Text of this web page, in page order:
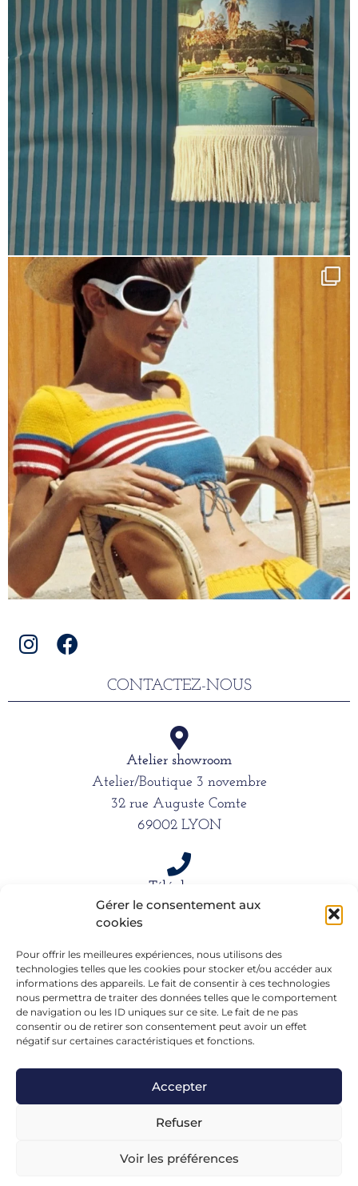
Gérer le consentement aux
cookies
Pour offrir les meilleures expériences, nous utilisons des
technologies telles que les cookies pour stocker et/ou accéder aux
informations des appareils. Le fait de consentir à ces technologies
nous permettra de traiter des données telles que le comportement
de navigation ou les ID uniques sur ce site. Le fait de ne pas
consentir ou de retirer son consentement peut avoir un effet
négatif sur certaines caractéristiques et fonctions.
Accepter
Refuser
Voir les préférences
CONTACTEZ-NOUS
Atelier showroom
Atelier/Boutique 3 novembre
32 rue Auguste Comte
69002 LYON
Téléphone
06 15 61 39 66
Mail
alexandra.dargentre@sfr.fr
Mentions légales– Réalisé en formation chez